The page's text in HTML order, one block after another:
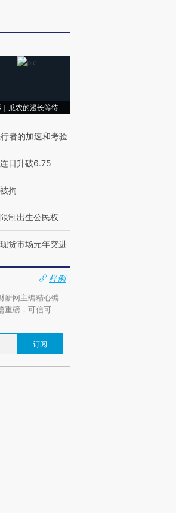
｜瓜农的漫长等待
者的加速和考验
日升破6.75
拘
制出生公民权
货市场元年突进
样例
新网主编精心编
重磅，可信可
订阅